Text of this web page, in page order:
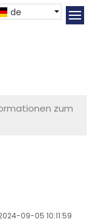
de
zum
09-05 10:11:59